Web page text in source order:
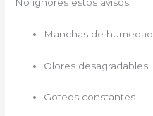
Manchas de humedad
Olores desagradables
Goteos constantes